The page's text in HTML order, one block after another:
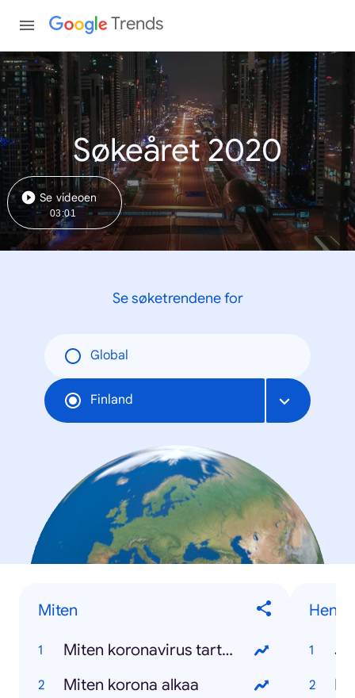
Trends
Søkeåret 2020
Se videoen
03:01
Se søketrendene for
Global
Finland
Miten
Miten koronavirus tarttuu
Miten korona alkaa